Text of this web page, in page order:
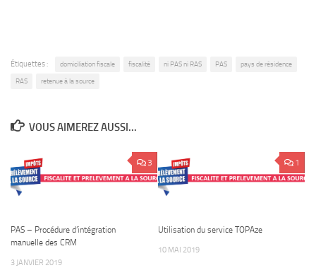
Étiquettes : domiciliation fiscale fiscalité ni PAS ni RAS PAS pays de résidence
RAS retenue à la source
VOUS AIMEREZ AUSSI...
3
PAS – Procédure d’intégration
manuelle des CRM
3 JANVIER 2019
1
Utilisation du service TOPAze
10 MAI 2019